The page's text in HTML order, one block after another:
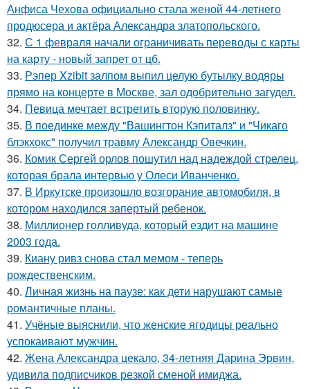
Анфиса Чехова официально стала женой 44-летнего
продюсера и актёра Александра златопольского.
32. С 1 февраля начали ограничивать переводы с карты
на карту - новый запрет от цб.
33. Рэпер Xzibit залпом выпил целую бутылку водяры
прямо на концерте в Москве, зал одобрительно загудел.
34. Певица мечтает встретить вторую половинку.
35. В поединке между "Вашингтон Кэпиталз" и "Чикаго
блэкхокс" получил травму Александр Овечкин.
36. Комик Сергей орлов пошутил над надеждой стрелец,
которая брала интервью у Олеси Иванченко.
37. В Иркутске произошло возгорание автомобиля, в
котором находился запертый ребенок.
38. Миллионер голливуда, который ездит на машине
2003 года.
39. Киану ривз снова стал мемом - теперь
рождественским.
40. Личная жизнь на паузе: как дети нарушают самые
романтичные планы.
41. Учёные выяснили, что женские ягодицы реально
успокаивают мужчин.
42. Жена Александра цекало, 34-летняя Дарина Эрвин,
удивила подписчиков резкой сменой имиджа.